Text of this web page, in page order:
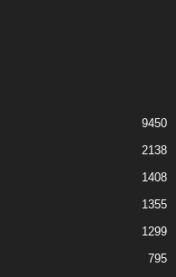
9450
2138
1408
1355
1299
795